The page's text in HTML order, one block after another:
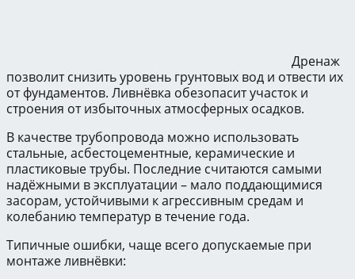
Дренаж
позволит снизить уровень грунтовых вод и отвести их
от фундаментов. Ливнёвка обезопасит участок и
строения от избыточных атмосферных осадков.
В качестве трубопровода можно использовать
стальные, асбестоцементные, керамические и
пластиковые трубы. Последние считаются самыми
надёжными в эксплуатации – мало поддающимися
засорам, устойчивыми к агрессивным средам и
колебанию температур в течение года.
Типичные ошибки, чаще всего допускаемые при
монтаже ливнёвки: